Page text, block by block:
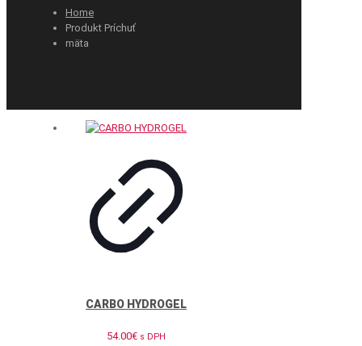
Home
Produkt Príchuť
mäta
CARBO HYDROGEL
54.00€ s DPH